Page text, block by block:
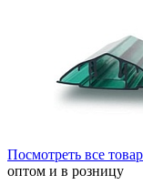
Посмотреть все
оптом и в розницу